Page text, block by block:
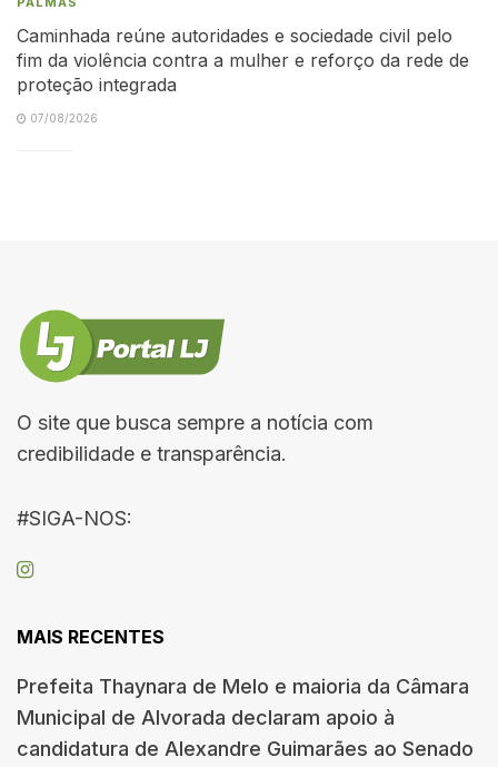
Caminhada reúne autoridades e sociedade civil pelo
fim da violência contra a mulher e reforço da rede de
proteção integrada
07/08/2026
O site que busca sempre a notícia com
credibilidade e transparência.
#SIGA-NOS:
MAIS RECENTES
Prefeita Thaynara de Melo e maioria da Câmara
Municipal de Alvorada declaram apoio à
candidatura de Alexandre Guimarães ao Senado